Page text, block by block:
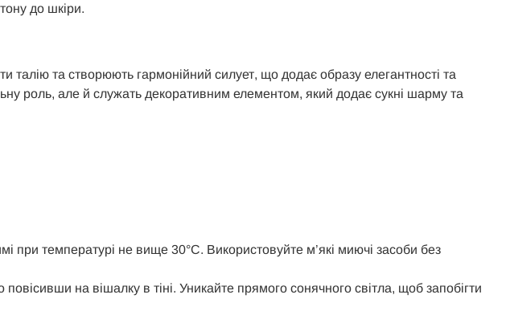
до шкіри.
та створюють гармонійний силует, що додає образу елегантності та
роль, але й служать декоративним елементом, який додає сукні шарму та
при температурі не вище 30°C. Використовуйте м’які миючі засоби без
на вішалку в тіні. Уникайте прямого сонячного світла, щоб запобігти